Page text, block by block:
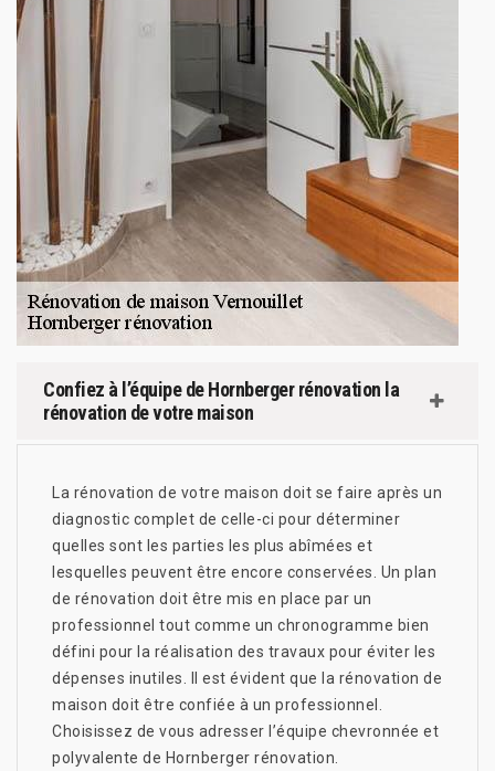
Confiez à l’équipe de Hornberger rénovation la
rénovation de votre maison
La rénovation de votre maison doit se faire après un
diagnostic complet de celle-ci pour déterminer
quelles sont les parties les plus abîmées et
lesquelles peuvent être encore conservées. Un plan
de rénovation doit être mis en place par un
professionnel tout comme un chronogramme bien
défini pour la réalisation des travaux pour éviter les
dépenses inutiles. Il est évident que la rénovation de
maison doit être confiée à un professionnel.
Choisissez de vous adresser l’équipe chevronnée et
polyvalente de Hornberger rénovation.